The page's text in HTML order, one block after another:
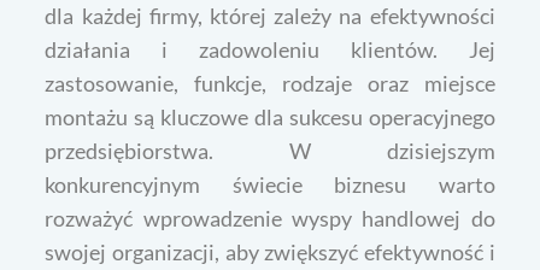
dla każdej firmy, której zależy na efektywności
działania i zadowoleniu klientów. Jej
zastosowanie, funkcje, rodzaje oraz miejsce
montażu są kluczowe dla sukcesu operacyjnego
przedsiębiorstwa. W dzisiejszym
konkurencyjnym świecie biznesu warto
rozważyć wprowadzenie wyspy handlowej do
swojej organizacji, aby zwiększyć efektywność i